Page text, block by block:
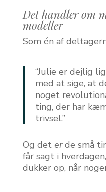
Det handler om
modeller
Som én af
“Julie er dejlig
med at sige, at
noget
ting, der har
trivsel.”
Og det erde små
får sagt i
dukker op, når